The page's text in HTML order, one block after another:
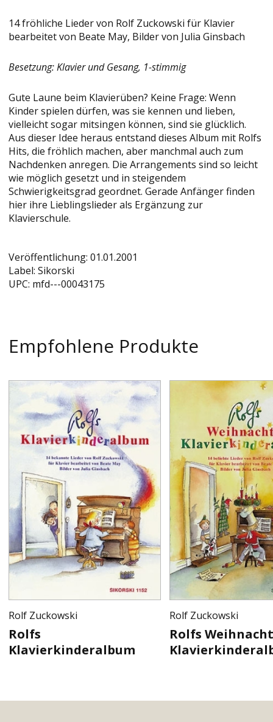
14 fröhliche Lieder von Rolf Zuckowski für Klavier
bearbeitet von Beate May, Bilder von Julia Ginsbach
Besetzung: Klavier und Gesang, 1-stimmig
Gute Laune beim Klavierüben? Keine Frage: Wenn
Kinder spielen dürfen, was sie kennen und lieben,
vielleicht sogar mitsingen können, sind sie glücklich.
Aus dieser Idee heraus entstand dieses Album mit Rolfs
Hits, die fröhlich machen, aber manchmal auch zum
Nachdenken anregen. Die Arrangements sind so leicht
wie möglich gesetzt und in steigendem
Schwierigkeitsgrad geordnet. Gerade Anfänger finden
hier ihre Lieblingslieder als Ergänzung zur
Klavierschule.
Veröffentlichung: 01.01.2001
Label: Sikorski
UPC: mfd---00043175
Empfohlene Produkte
Rolf Zuckowski
Rolfs
Klavierkinderalbum
Rolf Zuckowski
Rolfs